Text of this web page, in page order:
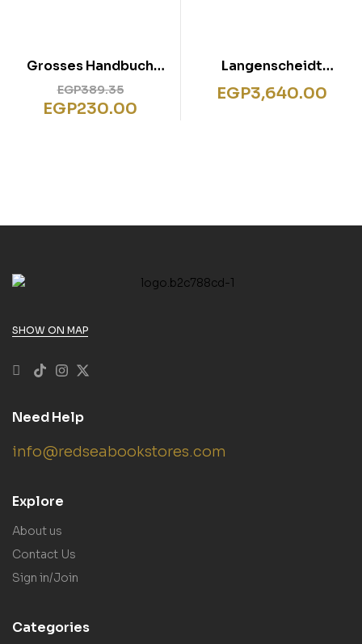
Grosses Handbuch
Recht
EGP389.35
EGP230.00
Langenscheidt
Handwörterbuch
Französisch – für
EGP3,640.00
SHOW ON MAP
Need Help
info@redseabookstores.com
Explore
About us
Contact Us
Sign in/Join
Categories